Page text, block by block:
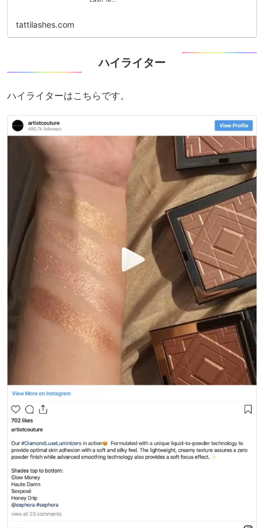
tattilashes.com
ハイライター
ハイライターはこちらです。